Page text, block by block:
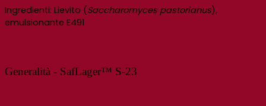
Ingredienti: Lievito (Saccharomyces pastorianus),
emulsionante E491
Generalità - SafLager™ S-23